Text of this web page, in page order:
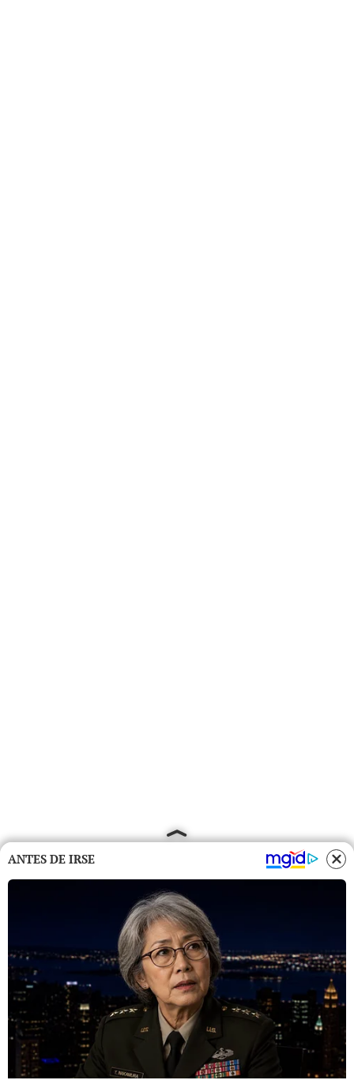
ANTES DE IRSE